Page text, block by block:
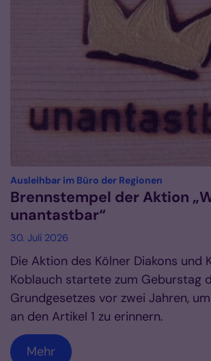
Ausleihbar im Büro der Regionen
Brennstempel der Aktion
unantastbar“
30. Juli 2026
Die Aktion des Kölner Diakons und
Koblauch startete zum Geburstag
Grundgesetzes vor zwei Jahren,
an den Artikel 1 zu erinnern.
Mehr